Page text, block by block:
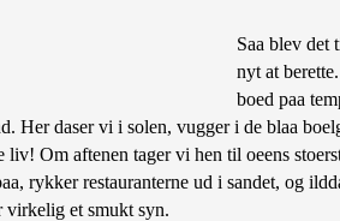
Saa blev det
nyt at
boed paa
daser vi i solen, vugger i de blaa
Om aftenen tager vi hen til oeens
rykker restauranterne ud i sandet, og
virkelig et smukt syn.